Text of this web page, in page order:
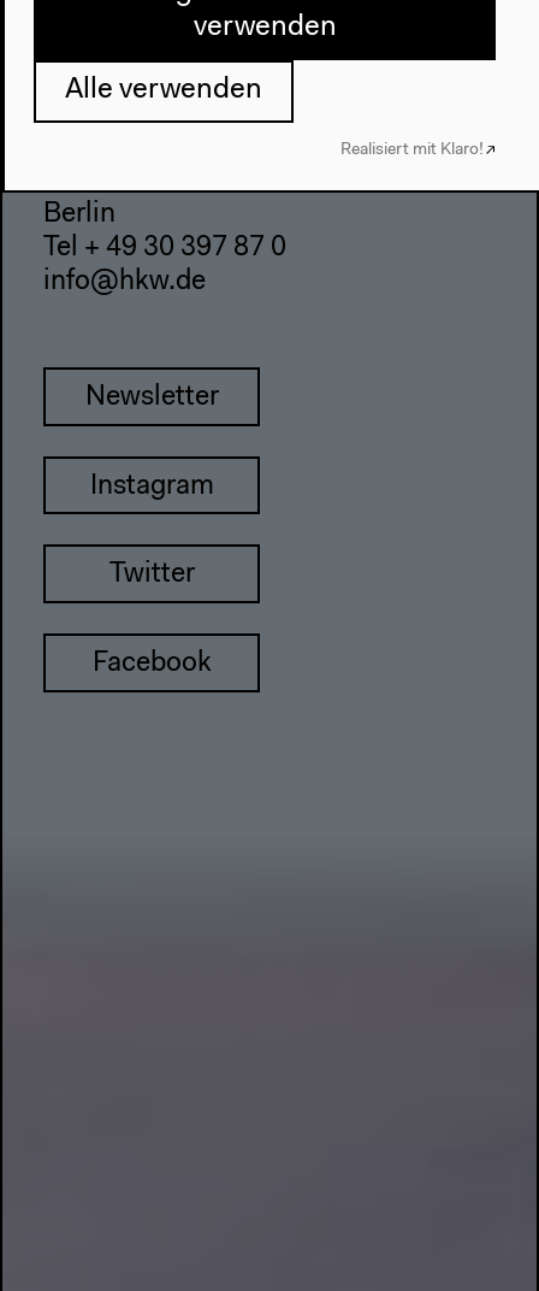
Haus der Kulturen der Welt
Berlin
Tel + 49 30 397 87 0
info@hkw.de
Newsletter
Instagram
Twitter
Facebook
verwenden
Alle verwenden
Realisiert mit Klaro!